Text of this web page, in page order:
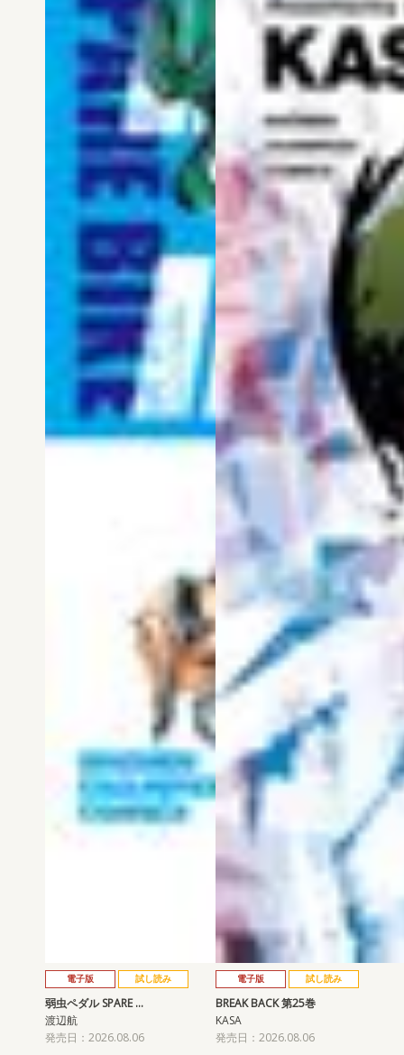
電子版 試し読み
弱虫ペダル SPARE …
渡辺航
発売日：2026.08.06
電子版 試し読み
BREAK BACK 第25巻
KASA
発売日：2026.08.06